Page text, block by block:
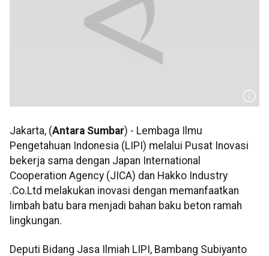
Jakarta, (Antara Sumbar) - Lembaga Ilmu
Pengetahuan Indonesia (LIPI) melalui Pusat Inovasi
bekerja sama dengan Japan International
Cooperation Agency (JICA) dan Hakko Industry
.Co.Ltd melakukan inovasi dengan memanfaatkan
limbah batu bara menjadi bahan baku beton ramah
lingkungan.
Deputi Bidang Jasa Ilmiah LIPI, Bambang Subiyanto